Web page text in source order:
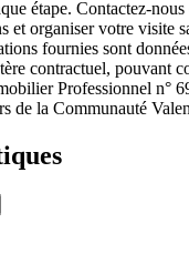
étape. Contactez-
et organiser votre visite
fournies sont
contractuel, pouvant
Professionnel n°
de la Communauté